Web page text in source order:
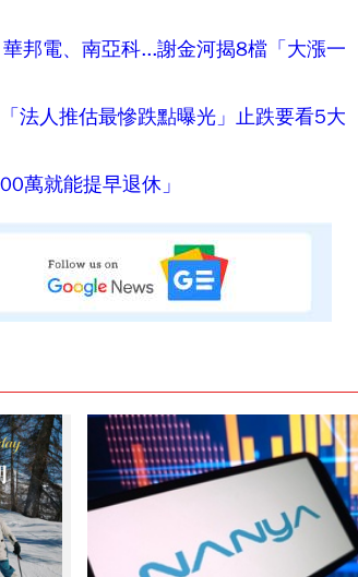
邦電、南亞科...謝金河揭8檔「大漲一
法人推估最慘跌點曝光」止跌要看5大
萬就能提早退休」